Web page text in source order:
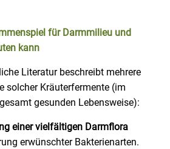
für Darmmilieu und
kann
Literatur beschreibt mehrere
solcher Kräuterfermente (im
gesunden Lebensweise):
einer vielfältigen Darmflora
erwünschter Bakterienarten.